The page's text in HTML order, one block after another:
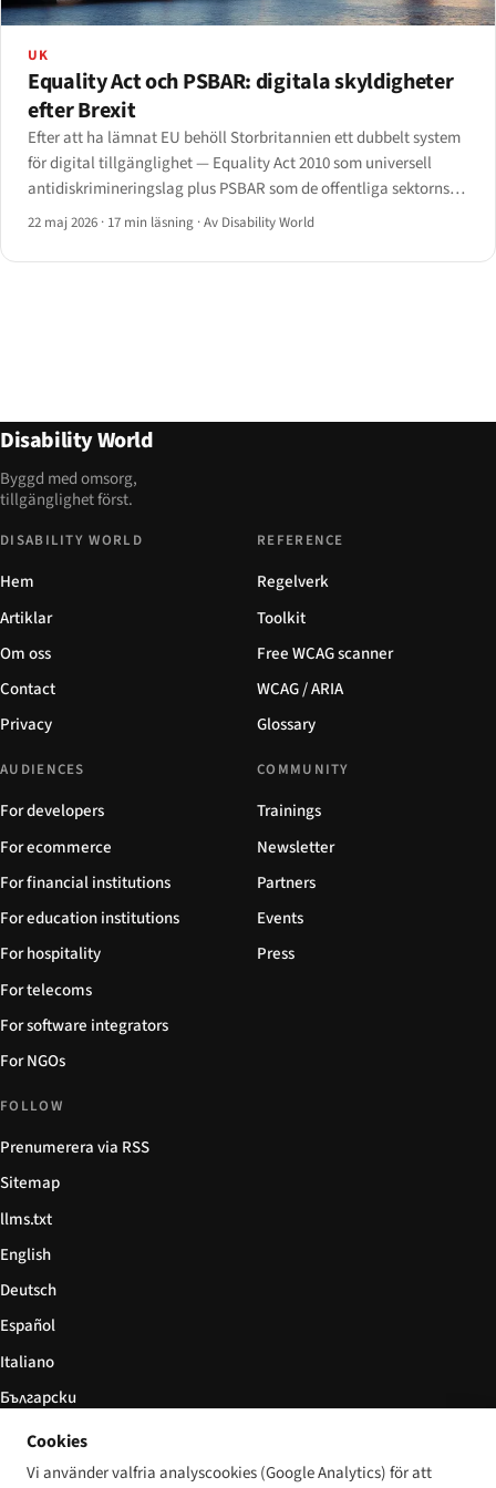
UK
Equality Act och PSBAR: digitala skyldigheter
efter Brexit
Efter att ha lämnat EU behöll Storbritannien ett dubbelt system
för digital tillgänglighet — Equality Act 2010 som universell
antidiskrimineringslag plus PSBAR som de offentliga sektorns
föreskrifter som genomförde webbtillgänglighetsdirektivet.
22 maj 2026 · 17 min läsning ·Av Disability World
Disability World
Byggd med omsorg,
tillgänglighet först.
DISABILITY WORLD
Hem
Artiklar
Om oss
Contact
Privacy
REFERENCE
Regelverk
Toolkit
Free WCAG scanner
WCAG / ARIA
Glossary
AUDIENCES
For developers
For ecommerce
For financial institutions
For education institutions
For hospitality
For telecoms
For software integrators
For NGOs
COMMUNITY
Trainings
Newsletter
Partners
Events
Press
FOLLOW
Prenumerera via RSS
Sitemap
llms.txt
English
Deutsch
Español
Italiano
Български
简体中文
Cookies
Vi använder valfria analyscookies (Google Analytics) för att